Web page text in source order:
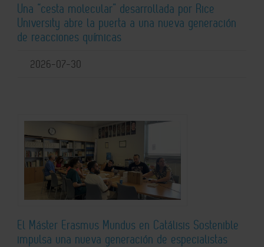
Una “cesta molecular” desarrollada por Rice
University abre la puerta a una nueva generación
de reacciones químicas
2026-07-30
El Máster Erasmus Mundus en Catálisis Sostenible
impulsa una nueva generación de especialistas